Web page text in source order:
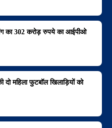
का 302 करोड़ रुपये का आईपीओ
दो महिला फुटबॉल खिलाड़ियों को